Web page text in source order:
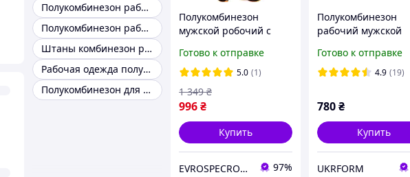
Полукомбинезон рабочий синий
Полукомбинезон рабочий мужской летний
Штаны комбинезон рабочий
Рабочая одежда полукомбинезон
Полукомбинезон для работы
Полукомбинезон
мужской робочий с
защитный стрейчевый
польша reis forelastic
Готово к отправке
5.0 (1)
996₴
1 349 ₴
Купить
EVROSPECROBA - ВАШ НАДЕЖНІЙ ПАРТНЕР В ВЫБОРЕ КАЧЕСТВЕННОЙ РАБОЧЕЙ СПЕЦОДЕЖДЫ И ОБУВИ 97%
Полукомбинезон
рабочий мужской
Польша,комбинезон
всесезонный , роба
Готово к отправке
4.9 (19)
780₴
Купить
UKRFORM